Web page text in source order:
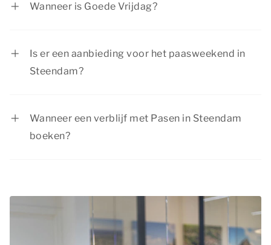
Wanneer is Goede Vrijdag?
Is er een aanbieding voor het paasweekend in
Steendam?
Wanneer een verblijf met Pasen in Steendam
boeken?
mensen zijn tijdens Pasen namelijk een lang
moment om een weekend weg te boeken in